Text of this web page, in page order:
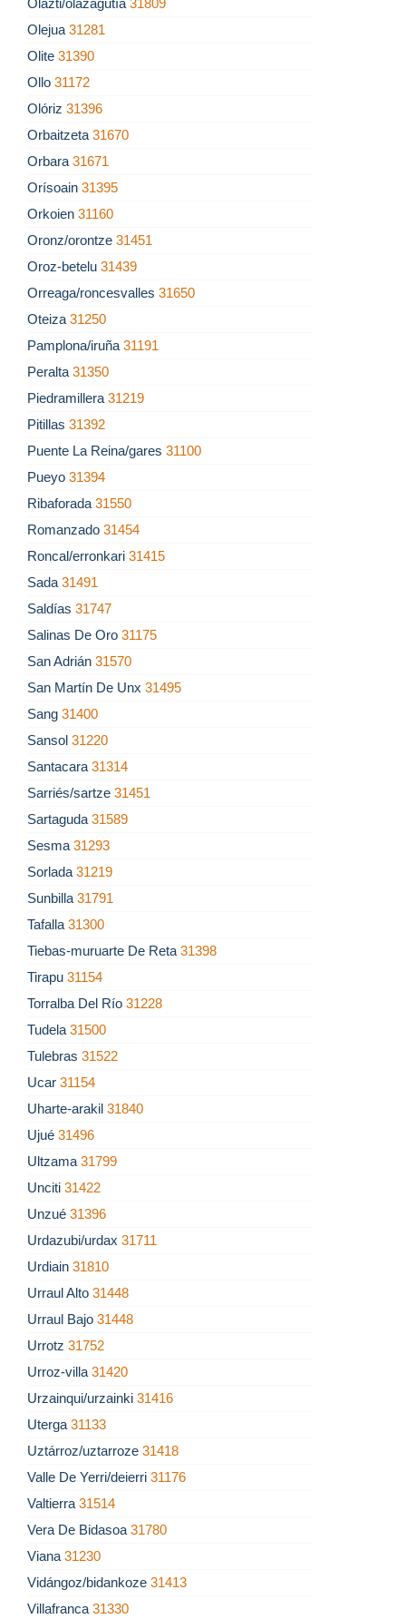
Olazti/olazagutía 31809
Olejua 31281
Olite 31390
Ollo 31172
Olóriz 31396
Orbaitzeta 31670
Orbara 31671
Orísoain 31395
Orkoien 31160
Oronz/orontze 31451
Oroz-betelu 31439
Orreaga/roncesvalles 31650
Oteiza 31250
Pamplona/iruña 31191
Peralta 31350
Piedramillera 31219
Pitillas 31392
Puente La Reina/gares 31100
Pueyo 31394
Ribaforada 31550
Romanzado 31454
Roncal/erronkari 31415
Sada 31491
Saldías 31747
Salinas De Oro 31175
San Adrián 31570
San Martín De Unx 31495
Sang 31400
Sansol 31220
Santacara 31314
Sarriés/sartze 31451
Sartaguda 31589
Sesma 31293
Sorlada 31219
Sunbilla 31791
Tafalla 31300
Tiebas-muruarte De Reta 31398
Tirapu 31154
Torralba Del Río 31228
Tudela 31500
Tulebras 31522
Ucar 31154
Uharte-arakil 31840
Ujué 31496
Ultzama 31799
Unciti 31422
Unzué 31396
Urdazubi/urdax 31711
Urdiain 31810
Urraul Alto 31448
Urraul Bajo 31448
Urrotz 31752
Urroz-villa 31420
Urzainqui/urzainki 31416
Uterga 31133
Uztárroz/uztarroze 31418
Valle De Yerri/deierri 31176
Valtierra 31514
Vera De Bidasoa 31780
Viana 31230
Vidángoz/bidankoze 31413
Villafranca 31330